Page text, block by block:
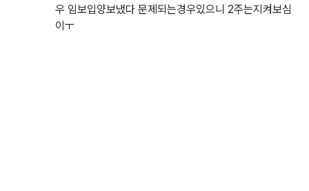
우 임보입양보냈다 문제되는경우있으니 2주는지켜보심
이ㅜ